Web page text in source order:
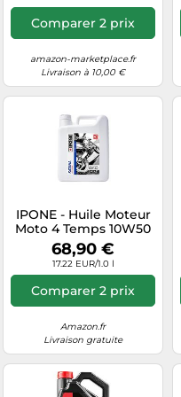
Comparer 2 prix
amazon-marketplace.fr
Livraison à 10,00 €
IPONE - Huile Moteur
Moto 4 Temps 10W50
Katana Off-Road -
Bidon 4 Litres - 100%
Synthétique - Tout-
terrain - Gamme Sport
- Très hautes
Passages de vitesses
souples et rapides
68,90 €
17.22 EUR/1.0 l
Comparer 2 prix
Amazon.fr
Livraison gratuite